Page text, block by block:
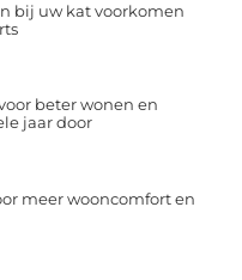
bij uw kat voorkomen
beter wonen en
jaar door
meer wooncomfort en